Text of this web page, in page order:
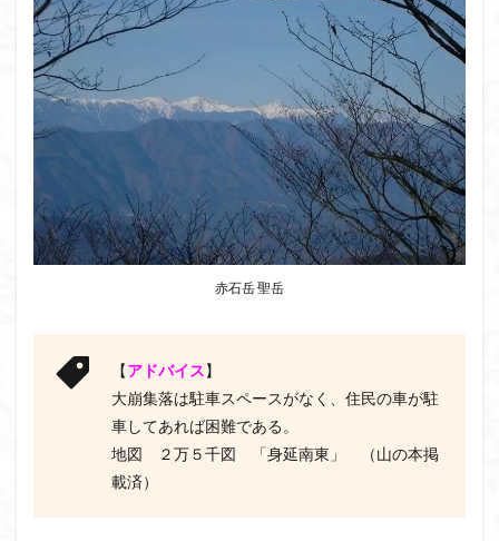
赤石岳 聖岳
【アドバイス】
大崩集落は駐車スペースがなく、住民の車が駐
車してあれば困難である。
地図 ２万５千図 「身延南東」 （山の本掲
載済）